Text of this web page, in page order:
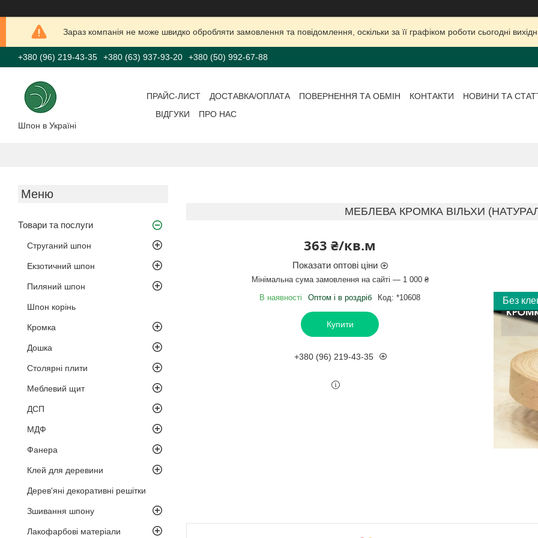
Зараз компанія не може швидко обробляти замовлення та повідомлення, оскільки за її графіком роботи сьогодні
+380 (96) 219-43-35 +380 (63) 937-93-20 +380 (50) 992-67-88
Шпон в Україні
ПРАЙС-ЛИСТ ДОСТАВКА/ОПЛАТА ПОВЕРНЕННЯ ТА ОБМІН КОНТАКТИ
НОВИНИ ТА
ВІДГУКИ
ПРО НАС
Товари та послуги
Струганий шпон
Екзотичний шпон
Пиляний шпон
Шпон корінь
Кромка
Дошка
Столярні плити
Меблевий щит
ДСП
МДФ
Фанера
Клей для деревини
Дерев'яні декоративні решітки
Зшивання шпону
Лакофарбові матеріали
МЕБЛЕВА КРОМКА ВІЛЬХИ
363 ₴/кв.м
Показати оптові ціни
Мінімальна сума замовлення на сайті — 1 000 ₴
В наявності
Оптом і в роздріб Код: *10608
Купити
+380 (96) 219-43-35
Без